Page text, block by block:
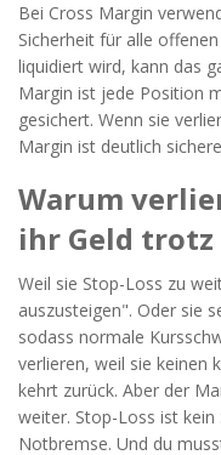
Bei Cross Margin
Sicherheit für alle
liquidiert wird, kann das
Margin ist jede Position
gesichert. Wenn sie
Margin ist deutlich
Warum
ihr Geld trotz
Weil sie Stop-Loss zu
auszusteigen". Oder sie
sodass normale
verlieren, weil sie keinen
kehrt zurück. Aber der
weiter. Stop-Loss ist
Notbremse. Und du